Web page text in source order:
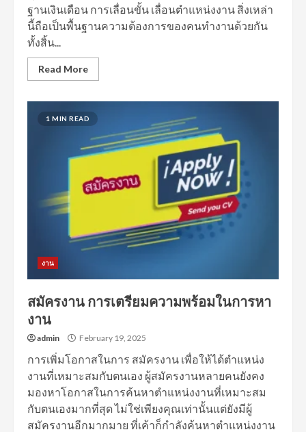
ฐานเงินเดือน การเลื่อนขั้น เลื่อนตำแหน่งงาน สิ่งเหล่า
นี้ถือเป็นพื้นฐานความต้องการของคนทำงานด้วยกัน
ทั้งสิ้น...
Read More
1 MIN READ
งาน
สมัครงาน การเตรียมความพร้อมในการหา
งาน
admin February 19, 2025
การเพิ่มโอกาสในการ สมัครงาน เพื่อให้ได้ตำแหน่ง
งานที่เหมาะสมกับตนเอง ผู้สมัครงานหลายคนยังคง
มองหาโอกาสในการค้นหาตำแหน่งงานที่เหมาะสม
กับตนเองมากที่สุด ไม่ใช่เพียงคุณเท่านั้นแต่ยังมีผู้
สมัครงานอีกมากมาย ที่เค้าก็กำลังค้นหาตำแหน่งงาน